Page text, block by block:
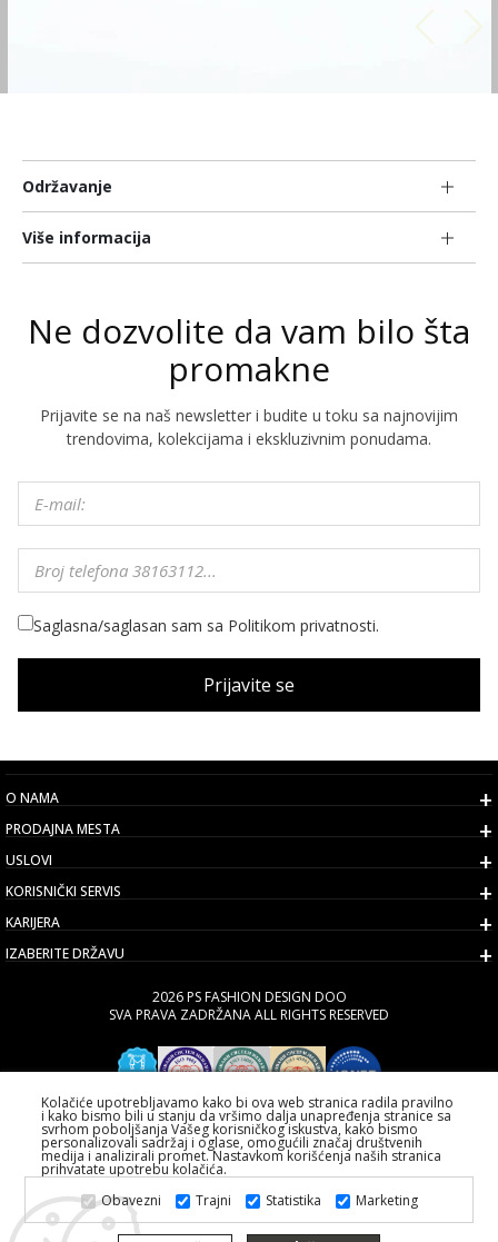
Održavanje
Više informacija
Ne dozvolite da vam bilo šta
promakne
Prijavite se na naš newsletter i budite u toku sa najnovijim
trendovima, kolekcijama i ekskluzivnim ponudama.
Saglasna/saglasan sam sa Politikom privatnosti.
Prijavite se
O NAMA
PRODAJNA MESTA
USLOVI
KORISNIČKI SERVIS
KARIJERA
IZABERITE DRŽAVU
2026 PS FASHION DESIGN DOO
SVA PRAVA ZADRŽANA ALL RIGHTS RESERVED
Kolačiće upotrebljavamo kako bi ova web stranica radila pravilno
i kako bismo bili u stanju da vršimo dalja unapređenja stranice sa
svrhom poboljšanja Vašeg korisničkog iskustva, kako bismo
personalizovali sadržaj i oglase, omogućili značaj društvenih
medija i analizirali promet. Nastavkom korišćenja naših stranica
prihvatate upotrebu kolačića.
Obavezni
Trajni Statistika Marketing